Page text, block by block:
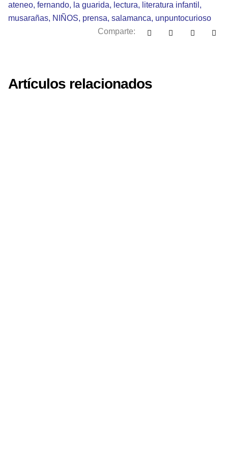
ateneo, fernando, la guarida, lectura, literatura infantil ,
musarañas, NIÑOS, prensa, salamanca, unpuntocurioso
Comparte:
Artículos relacionados